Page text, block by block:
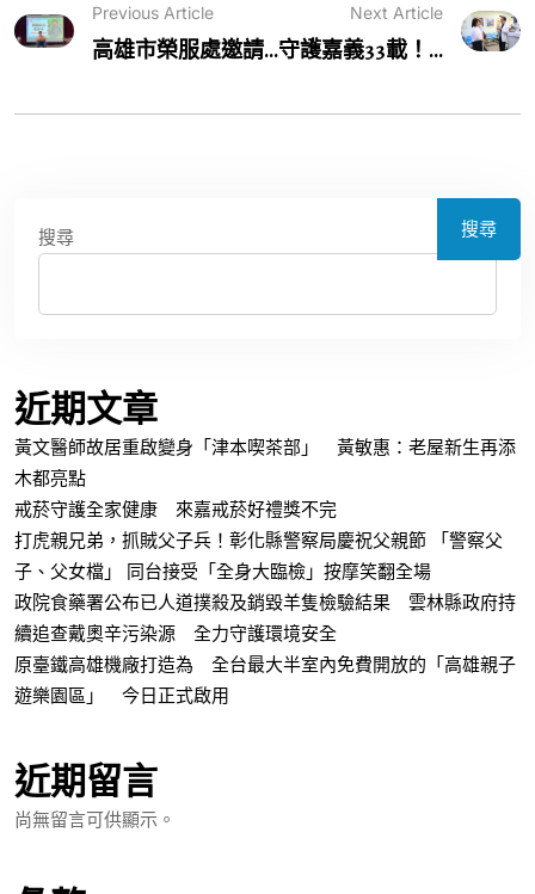
Previous Article
高雄市榮服處邀請...
Next Article
守護嘉義33載！...
搜尋 搜尋
近期文章
黃文醫師故居重啟變身「津本喫茶部」 黃敏惠：老屋新生再添
木都亮點
戒菸守護全家健康 來嘉戒菸好禮獎不完
打虎親兄弟，抓賊父子兵！彰化縣警察局慶祝父親節 「警察父
子、父女檔」 同台接受「全身大臨檢」按摩笑翻全場
政院食藥署公布已人道撲殺及銷毀羊隻檢驗結果 雲林縣政府持
續追查戴奧辛污染源 全力守護環境安全
原臺鐵高雄機廠打造為 全台最大半室內免費開放的「高雄親子
遊樂園區」 今日正式啟用
近期留言
尚無留言可供顯示。